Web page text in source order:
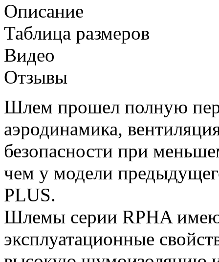
Описание
Таблица размеров
Видео
Отзывы
Шлем прошел полную
аэродинамика,
безопасности при
чем у модели
PLUS.
Шлемы серии RPHA
эксплуатационные